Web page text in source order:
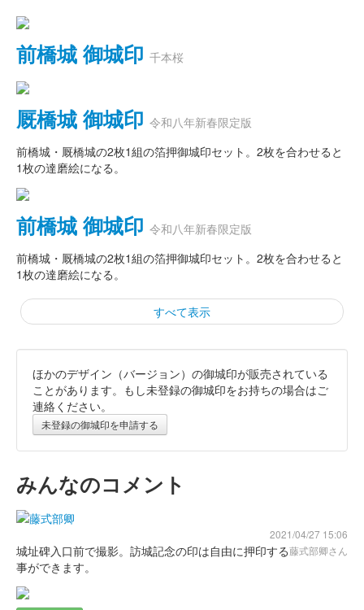
前橋城 御城印 千本桜
厩橋城 御城印 令和八年新春限定版
前橋城・厩橋城の2枚1組の箔押御城印セット。2枚を合わせると
1枚の達磨絵になる。
前橋城 御城印 令和八年新春限定版
前橋城・厩橋城の2枚1組の箔押御城印セット。2枚を合わせると
1枚の達磨絵になる。
すべて表示
厩橋城 御城印 令和八年新春限定版
厩橋城（前橋城） 御城印 令和八年新春限定
赤亀版
厩橋城（前橋城） 御城印 令和八年新春限定
ほかのデザイン（バージョン）の御城印が販売されている
ことがあります。もし未登録の御城印をお持ちの場合はご
連絡ください。
未登録の御城印を申請する
みんなのコメント
2021/04/27 15:06
藤式部卿さん
城址碑入口前で撮影。訪城記念の印は自由に押印する
事ができます。